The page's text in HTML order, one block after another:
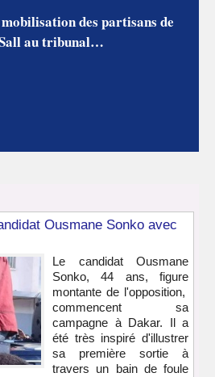
des partisans de
au tribunal…
Ousmane Sonko avec
Le candidat Ousmane
Sonko, 44 ans, figure
montante de l'opposition,
commencent sa
campagne à Dakar. Il a
été très inspiré d'illustrer
sa première sortie à
travers un bain de foule